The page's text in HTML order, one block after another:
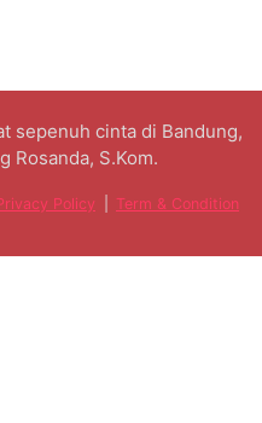
sepenuh cinta di Bandung,
Rosanda, S.Kom.
Policy Term & Condition